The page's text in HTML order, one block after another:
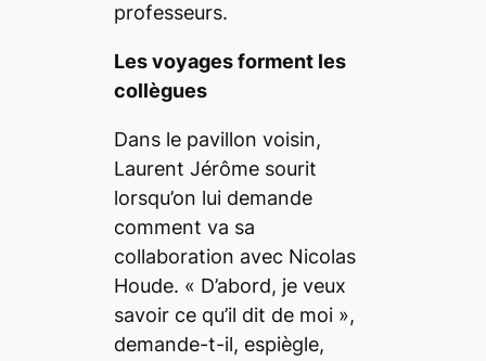
professeurs.
Les voyages forment les
collègues
Dans le pavillon voisin,
Laurent Jérôme sourit
lorsqu’on lui demande
comment va sa
collaboration avec Nicolas
Houde. « D’abord, je veux
savoir ce qu’il dit de moi »,
demande-t-il, espiègle,